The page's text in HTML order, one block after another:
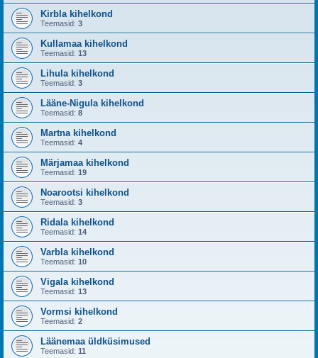
Kirbla kihelkond
Teemasid: 3
Kullamaa kihelkond
Teemasid: 13
Lihula kihelkond
Teemasid: 3
Lääne-Nigula kihelkond
Teemasid: 8
Martna kihelkond
Teemasid: 4
Märjamaa kihelkond
Teemasid: 19
Noarootsi kihelkond
Teemasid: 3
Ridala kihelkond
Teemasid: 14
Varbla kihelkond
Teemasid: 10
Vigala kihelkond
Teemasid: 13
Vormsi kihelkond
Teemasid: 2
Läänemaa üldküsimused
Teemasid: 11